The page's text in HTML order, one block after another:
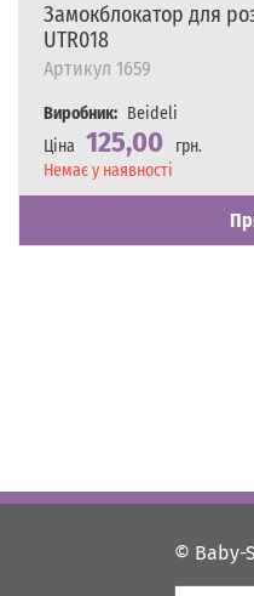
Замокблокатор для
UTR018
Артикул 1659
Виробник: Beideli
Ціна 125,00
грн.
Наявність
Немає у наявності
© Baby-